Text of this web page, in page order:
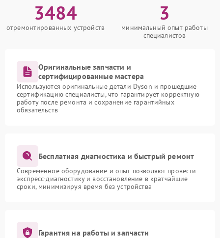
3484
отремонтированных устройств
3
минимальный опыт работы
специалистов
Оригинальные запчасти и
сертифицированные мастера
Используются оригинальные детали Dyson и прошедшие
сертификацию специалисты, что гарантирует корректную
работу после ремонта и сохранение гарантийных
обязательств
Бесплатная диагностика и быстрый ремонт
Современное оборудование и опыт позволяют провести
экспресс-диагностику и восстановление в кратчайшие
сроки, минимизируя время без устройства
Гарантия на работы и запчасти